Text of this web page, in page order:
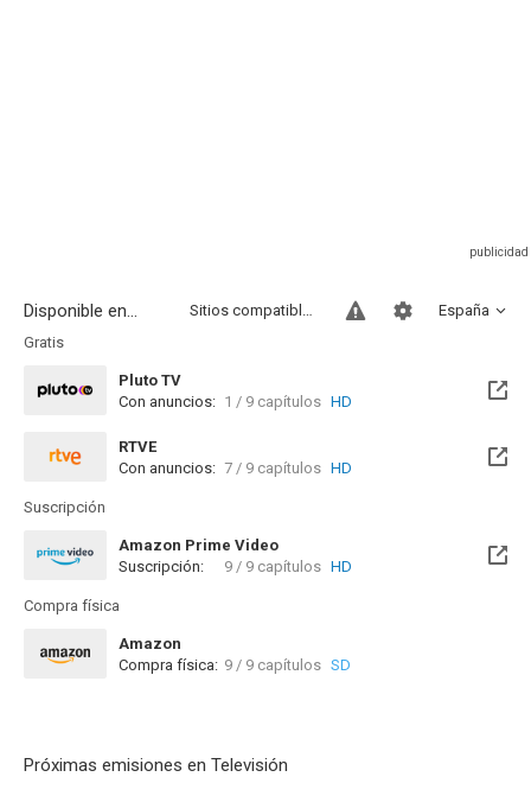
Disponible en... España
Sitios compatibles
Gratis
Pluto TV
Con anuncios: 1 / 9 capítulos HD
RTVE
Con anuncios: 7 / 9 capítulos HD
Suscripción
Amazon Prime Video
Suscripción:
9 / 9 capítulos HD
Compra física
Amazon
Compra física: 9 / 9 capítulos SD
Próximas emisiones en Televisión